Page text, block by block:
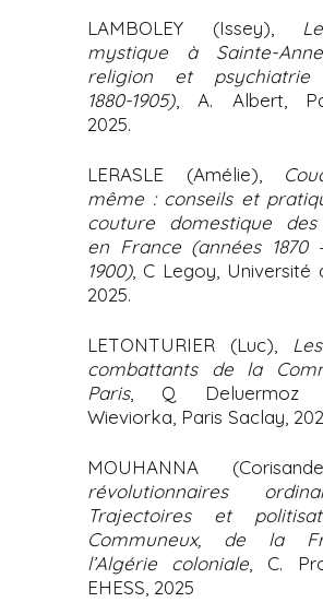
LAMBOLEY (Issey),
mystique à Sainte-
religion et psychiatrie
1880-1905) , A. Albert,
2025.
LERASLE (Amélie),
même : conseils et
couture domestique
en France (années 1870
1900), C Legoy, Université
2025.
LETONTURIER (Luc),
combattants de la
Paris, Q Deluermoz
Wieviorka, Paris Saclay,
MOUHANNA
révolutionnaires
Trajectoires et
Communeux, de la
l’Algérie coloniale , C.
EHESS, 2025